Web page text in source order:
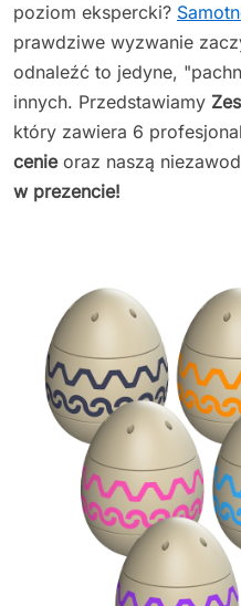
poziom ekspercki?
prawdziwe wyzwanie
odnaleźć to jedyne,
innych. Przedstawiamy
który zawiera 6
cenieoraz naszą
w prezencie!